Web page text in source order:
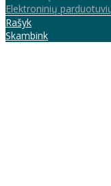
Elektroninių
Rašyk
Skambink